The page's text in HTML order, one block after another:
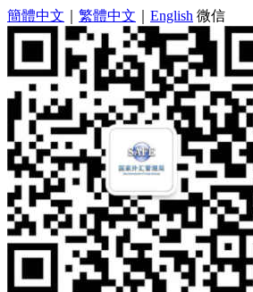
簡體中文 繁體中文 English 微信